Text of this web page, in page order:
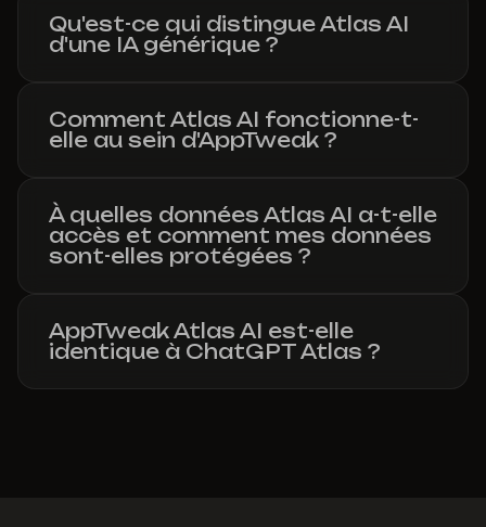
Qu'est-ce qui distingue Atlas AI
d'une IA générique ?
Comment Atlas AI fonctionne-t-
elle au sein d'AppTweak ?
À quelles données Atlas AI a-t-elle
accès et comment mes données
sont-elles protégées ?
AppTweak Atlas AI est-elle
identique à ChatGPT Atlas ?